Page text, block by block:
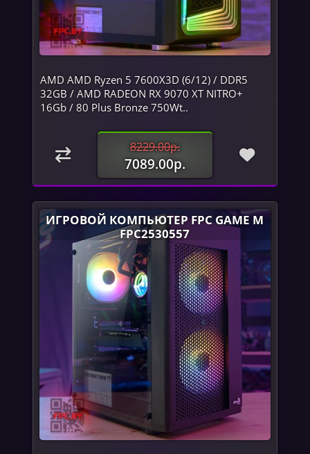
AMD AMD Ryzen 5 7600X3D (6/12) / DDR5
32GB / AMD RADEON RX 9070 XT NITRO+
16Gb / 80 Plus Bronze 750Wt..
8229.00р.
7089.00р.
ИГРОВОЙ КОМПЬЮТЕР FPC GAME M
FPC2530557